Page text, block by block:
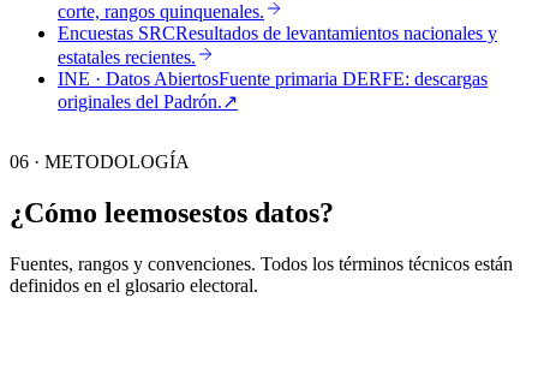
corte, rangos quinquenales.
Encuestas SRCResultados de levantamientos nacionales y
estatales recientes.
INE · Datos AbiertosFuente primaria DERFE: descargas
originales del Padrón.↗︎
06 · METODOLOGÍA
¿Cómo leemosestos datos?
Fuentes, rangos y convenciones. Todos los términos técnicos están
definidos en el glosario electoral.